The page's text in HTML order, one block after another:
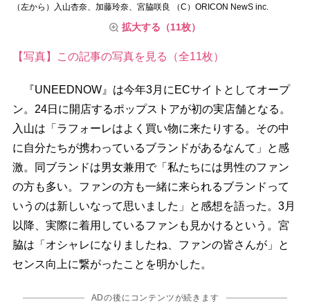
（左から）入山杏奈、加藤玲奈、宮脇咲良 （C）ORICON NewS inc.
拡大する（11枚）
【写真】この記事の写真を見る（全11枚）
『UNEEDNOW』は今年3月にECサイトとしてオープ
ン。24日に開店するポップストアが初の実店舗となる。
入山は「ラフォーレはよく買い物に来たりする。その中
に自分たちが携わっているブランドがあるなんて」と感
激。同ブランドは男女兼用で「私たちには男性のファン
の方も多い。ファンの方も一緒に来られるブランドって
いうのは新しいなって思いました」と感想を語った。3月
以降、実際に着用しているファンも見かけるという。宮
脇は「オシャレになりましたね、ファンの皆さんが」と
センス向上に繋がったことを明かした。
ADの後にコンテンツが続きます